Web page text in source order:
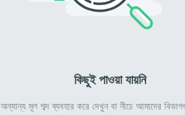
কিছুই পাওয়া যায়নি
অন্যান্য মূল শব্দ ব্যবহার করে দেখুন বা নীচে আমাদের